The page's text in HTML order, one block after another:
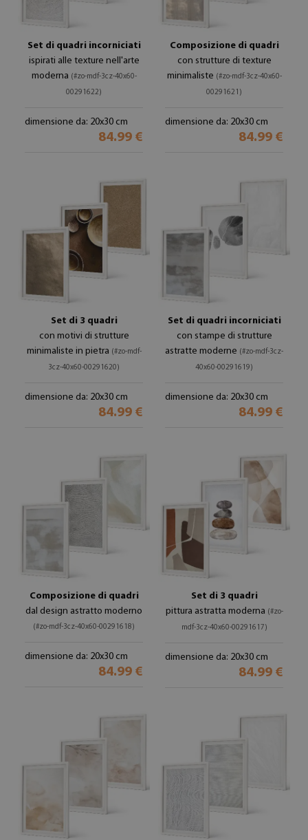
Set di quadri incorniciati
ispirati alle texture nell'arte
moderna (#zo-mdf-3cz-40x60-
00291622)
dimensione da: 20x30 cm
84.99 €
Composizione di quadri
con strutture di texture
minimaliste (#zo-mdf-3cz-40x60-
00291621)
dimensione da: 20x30 cm
84.99 €
Set di 3 quadri
con motivi di strutture
minimaliste in pietra (#zo-mdf-
3cz-40x60-00291620)
dimensione da: 20x30 cm
84.99 €
Set di quadri incorniciati
con stampe di strutture
astratte moderne (#zo-mdf-3cz-
40x60-00291619)
dimensione da: 20x30 cm
84.99 €
Composizione di quadri
dal design astratto moderno
(#zo-mdf-3cz-40x60-00291618)
dimensione da: 20x30 cm
84.99 €
Set di 3 quadri
pittura astratta moderna (#zo-
mdf-3cz-40x60-00291617)
dimensione da: 20x30 cm
84.99 €